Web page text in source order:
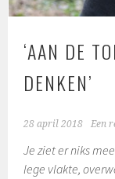
‘AAN DE
DENKEN’
28 april 2018 Een
Je ziet er niks
lege vlakte,